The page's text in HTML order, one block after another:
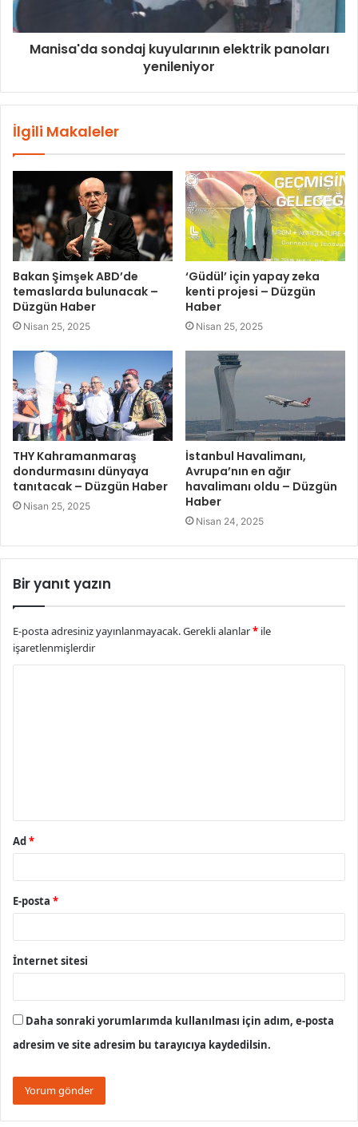
Manisa'da sondaj kuyularının elektrik panoları
yenileniyor
İlgili Makaleler
Bakan Şimşek ABD’de
temaslarda bulunacak –
Düzgün Haber
Nisan 25, 2025
‘Güdül’ için yapay zeka
kenti projesi – Düzgün
Haber
Nisan 25, 2025
THY Kahramanmaraş
dondurmasını dünyaya
tanıtacak – Düzgün Haber
Nisan 25, 2025
İstanbul Havalimanı,
Avrupa’nın en ağır
havalimanı oldu – Düzgün
Haber
Nisan 24, 2025
Bir yanıt yazın
E-posta adresiniz yayınlanmayacak.Gerekli alanlar* ile
işaretlenmişlerdir
Ad*
E-posta *
İnternet sitesi
Daha sonraki yorumlarımda kullanılması için adım, e-posta
adresim ve site adresim bu tarayıcıya kaydedilsin.